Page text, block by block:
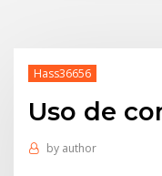
Hass36656
Uso de
by author